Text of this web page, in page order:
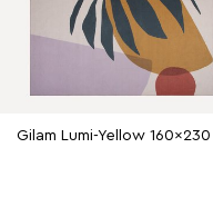
Gilam Lumi-Yellow 160x230